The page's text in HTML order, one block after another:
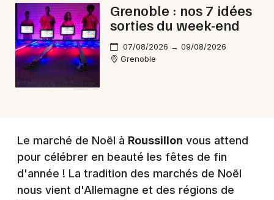
Mon email
Grenoble : nos 7 idées
sorties du week-end
07/08/2026 → 09/08/2026
Grenoble
Le marché de Noël à Roussillon vous attend
pour célébrer en beauté les fêtes de fin
d'année ! La tradition des marchés de Noël
nous vient d'Allemagne et des régions de